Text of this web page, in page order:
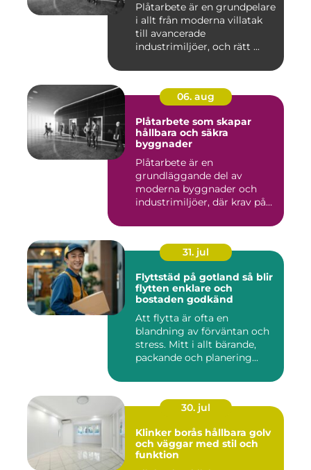
Plåtarbete är en grundpelare
i allt från moderna villatak
till avancerade
industrimiljöer, och rätt ...
06. aug
Plåtarbete som skapar
hållbara och säkra
byggnader
Plåtarbete är en
grundläggande del av
moderna byggnader och
industrimiljöer, där krav på
31. jul
Flyttstäd på gotland så blir
flytten enklare och
bostaden godkänd
Att flytta är ofta en
blandning av förväntan och
stress. Mitt i allt bärande,
packande och planering...
30. jul
Klinker borås hållbara golv
och väggar med stil och
funktion